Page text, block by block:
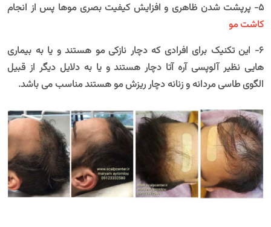
5- پرپشت شدن ظاهری و افزایش کیفیت بصری موها پس از انجام
کاشت مو
6- این تکنیک برای افرادی که دچار نازکی مو هستند و یا به بیماری
هایی نظیر آلوپسی آره آتا دچار هستند و یا به دلایل دیگر از قبیل
الگوی طاسی مردانه و زنانه دچار ریزش مو هستند مناسب می باشد.